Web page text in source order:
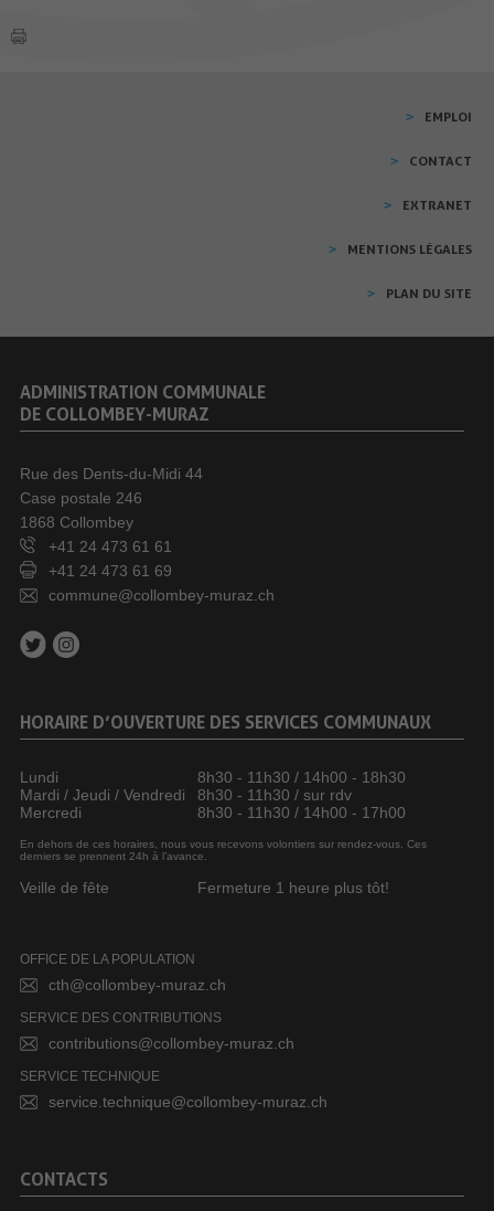
EMPLOI
CONTACT
EXTRANET
MENTIONS LÉGALES
PLAN DU SITE
ADMINISTRATION COMMUNALE
DE COLLOMBEY-MURAZ
Rue des Dents-du-Midi 44
Case postale 246
1868 Collombey
+41 24 473 61 61
+41 24 473 61 69
commune@collombey-muraz.ch
HORAIRE D’OUVERTURE DES SERVICES COMMUNAUX
Lundi
8h30 - 11h30 / 14h00 - 18h30
Mardi / Jeudi / Vendredi
8h30 - 11h30 / sur rdv
Mercredi
8h30 - 11h30 / 14h00 - 17h00
En dehors de ces horaires, nous vous recevons volontiers sur rendez-vous. Ces
derniers se prennent 24h à l’avance.
Veille de fête Fermeture 1 heure plus tôt!
OFFICE DE LA POPULATION
cth@collombey-muraz.ch
SERVICE DES CONTRIBUTIONS
contributions@collombey-muraz.ch
SERVICE TECHNIQUE
service.technique@collombey-muraz.ch
CONTACTS